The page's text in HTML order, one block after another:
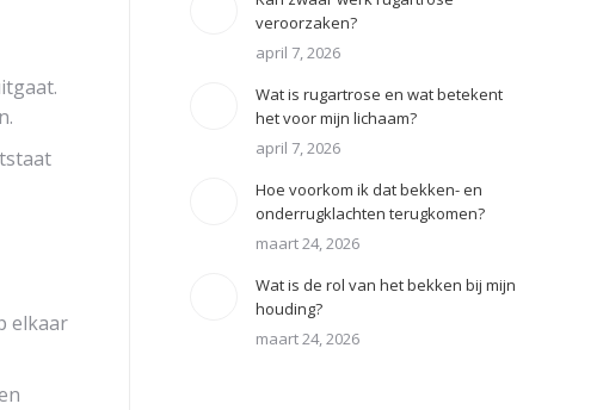
elkaar
veroorzaken?
april 7, 2026
Wat is rugartrose en wat betekent
het voor mijn lichaam?
april 7, 2026
Hoe voorkom ik dat bekken- en
onderrugklachten terugkomen?
maart 24, 2026
Wat is de rol van het bekken bij mijn
houding?
maart 24, 2026